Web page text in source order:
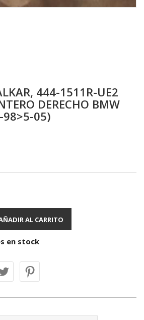
444-1511R-UE2
DERECHO BMW
98>5-05)
AL CARRITO
en stock